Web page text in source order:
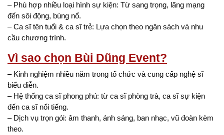
– Phù hợp nhiều loại hình sự kiện: Từ sang trọng, lãng mạng
đến sôi động, bùng nổ.
– Ca sĩ tên tuổi & ca sĩ trẻ: Lựa chọn theo ngân sách và nhu
cầu chương trình.
Vì sao chọn Bùi Dũng Event?
– Kinh nghiệm nhiều năm trong tổ chức và cung cấp nghệ sĩ
biểu diễn.
– Hệ thống ca sĩ phong phú: từ ca sĩ phòng trà, ca sĩ sự kiện
đến ca sĩ nổi tiếng.
– Dịch vụ trọn gói: âm thanh, ánh sáng, ban nhạc, vũ đoàn kèm
theo.